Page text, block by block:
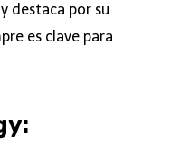
destaca por su
es clave para